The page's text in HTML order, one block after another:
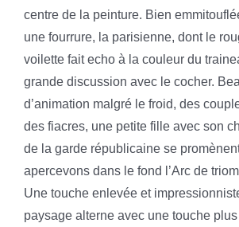
centre de la peinture. Bien
une fourrure, la parisienne, dont le
voilette fait echo à la couleur du
grande discussion avec le cocher.
d’animation malgré le froid, des
des fiacres, une petite fille avec son
de la garde républicaine se
apercevons dans le fond l’Arc de
Une touche enlevée et
paysage alterne avec une touche